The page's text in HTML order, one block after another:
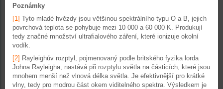
Poznámky
[1] Tyto mladé hvězdy jsou většinou spektrálního typu O a B, jejich
povrchová teplota se pohybuje mezi 10 000 a 60 000 K. Produkují
tedy značné množství ultrafialového záření, které ionizuje okolní
vodík.
[2] Rayleighův rozptyl, pojmenovaný podle britského fyzika lorda
Johna Rayleigha, nastává při rozptylu světla na částicích, které jsou
mnohem menší než vlnová délka světla. Je efektivnější pro krátké
vlny, tedy pro modrou část okem viditelného spektra. Výsledkem je